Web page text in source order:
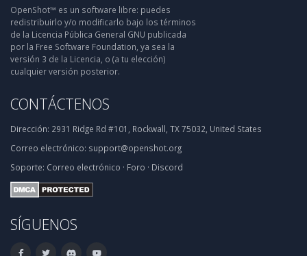
OpenShot™ es un software libre: puedes
redistribuirlo y/o modificarlo bajo los términos
de la Licencia Pública General GNU publicada
por la Free Software Foundation, ya sea la
versión 3 de la Licencia, o (a tu elección)
cualquier versión posterior.
CONTÁCTENOS
Dirección: 2931 Ridge Rd #101, Rockwall, TX 75032, United States
Correo electrónico: support@openshot.org
Soporte: Correo electrónico · Foro · Discord
SÍGUENOS